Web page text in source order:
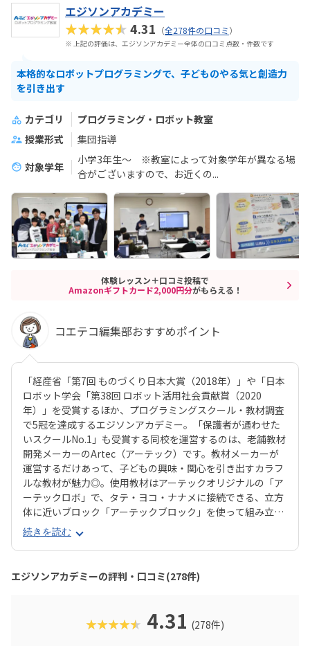
エジソンアカデミー
★★★★★4.31 （全278件の口コミ）
※ 上記の評価は、エジソンアカデミー全体の口コミ点数・件数です
本格的なロボットプログラミングで、子どものやる気と創造力
を引き出す
カテゴリ
プログラミング・ロボット教室
授業形式
集団指導
対象学年
小学3年生～ ※教室によって対象学年が異なる場
合がございますので、お近くの...
体験レッスン＋口コミ投稿で
Amazonギフトカード2,000円分がもらえる！
コエテコ編集部おすすめポイント
「経産省「第7回 ものづくり日本大賞（2018年）」や「日本
ロボット学会「第38回 ロボット活用社会貢献賞（2020
年）」を受賞するほか、プログラミングスクール・教材調査
で5冠を達成するエジソンアカデミー。「保護者が通わせた
いスクールNo.1」も受賞する同校を運営するのは、老舗教材
開発メーカーのArtec（アーテック）です。教材メーカーが
運営するだけあって、子どもの興味・関心を引き出すカラフ
ルな教材が魅力◎。使用教材はアーテックオリジナルの「ア
ーテックロボ」で、タテ・ヨコ・ナナメに接続できる、立方
体に近いブロック「アーテックブロック」を使って組み立て
ます。一般的なブロック教材に比べて自由度が高いので、立
体が苦手なお子さんでも思うとおりのロボットが組み立てら
れるでしょう。レゴ®︎ブロックよりも色合いがやさしめなの
で、女の子もとっつきやすいはずです。エジソンアカデミー
のカリキュラムの目玉は、毎月新しいロボットが作れるこ
ど高度なものにもチャレンジできます。基礎カリキュラムは
2年分ですが、3年目以降の生徒に向けた「エキスパート編」
続きを読む
エジソンアカデミーの評判・口コミ(278件)
★★★★★ 4.31 (278件)